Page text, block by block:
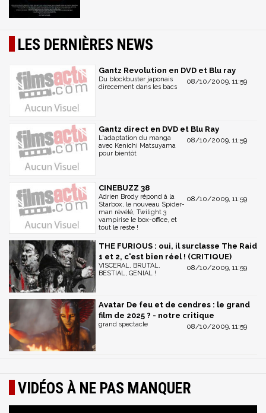
LES DERNIÈRES NEWS
Gantz Revolution en DVD et Blu ray
08/10/2009, 11:59
Du blockbuster japonais
direcement dans les bacs
Gantz direct en DVD et Blu Ray
08/10/2009, 11:59
L'adaptation du manga
avec Kenichi Matsuyama
pour bientôt
CINEBUZZ 38
08/10/2009, 11:59
Adrien Brody répond à la
Starbox, le nouveau Spider-
man révélé, Twilight 3
vampirise le box-office, et
tout le reste !
THE FURIOUS : oui, il surclasse The Raid
1 et 2, c'est bien réel ! (CRITIQUE)
08/10/2009, 11:59
VISCERAL, BRUTAL,
BESTIAL, GENIAL !
Avatar De feu et de cendres : le grand
film de 2025 ? - notre critique
08/10/2009, 11:59
grand spectacle
VIDÉOS À NE PAS MANQUER